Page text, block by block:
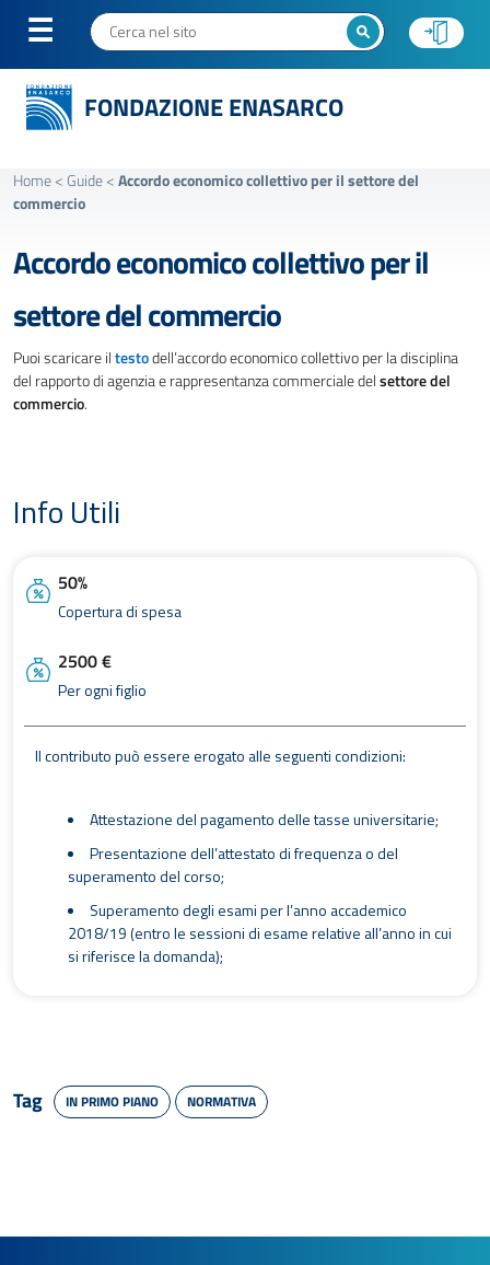
FONDAZIONE ENASARCO
Home< Guide<Accordo economico collettivo per il settore del
commercio
Accordo economico collettivo per il
settore del commercio
Puoi scaricare iltestodell’accordo economico collettivo per la disciplina
del rapporto di agenzia e rappresentanza commerciale delsettore del
commercio.
Info Utili
50%
Copertura di spesa
2500 €
Per ogni figlio
Il contributo può essere erogato alle seguenti condizioni:
Attestazione del pagamento delle tasse universitarie;
Presentazione dell’attestato di frequenza o del
superamento del corso;
Superamento degli esami per l’anno accademico
2018/19 (entro le sessioni di esame relative all’anno in cui
si riferisce la domanda);
Tag IN PRIMO PIANO NORMATIVA